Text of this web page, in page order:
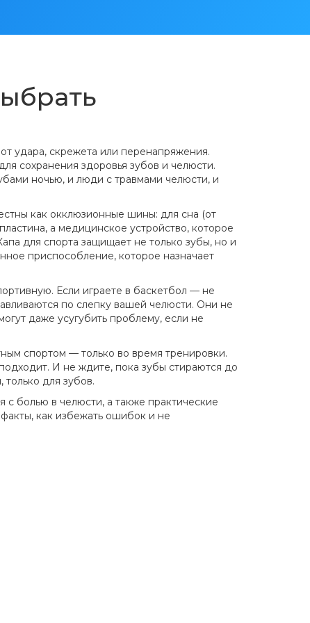
удара, скрежета или перенапряжения.
сохранения здоровья зубов и челюсти.
ночью, и люди с травмами челюсти, и
как окклюзионные шины: для сна (от
а медицинское устройство, которое
для спорта защищает не только зубы, но и
приспособление, которое назначает
Если играете в баскетбол — не
по слепку вашей челюсти. Они не
даже усугубить проблему, если не
спортом — только во время тренировки.
И не ждите, пока зубы стираются до
для зубов.
болью в челюсти, а также практические
как избежать ошибок и не